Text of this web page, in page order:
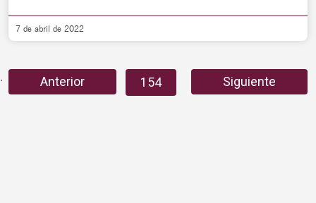
7 de abril de 2022
Anterior
152 153 154 156
Siguiente